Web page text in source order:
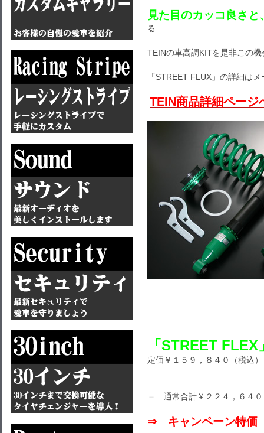
見た目のカッコ良さ
る
TEINの車高調KITを是非この機
「STREET FLUX」の詳細は
TEIN商品詳細ページ
「STREET FLEX
定価￥１５９，８４０（税
＝ 通常合計￥２２４，６４０
⇒ キャンペーン特価